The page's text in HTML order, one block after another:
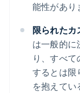
能性があり
限られたカ
は一般的に
り、すべ
するとは限
を抱えて